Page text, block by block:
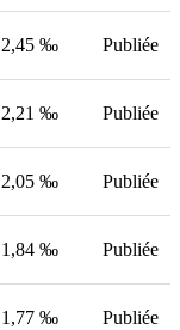
2,45 ‰ Publiée
2,21 ‰ Publiée
2,05 ‰ Publiée
1,84 ‰ Publiée
1,77 ‰ Publiée